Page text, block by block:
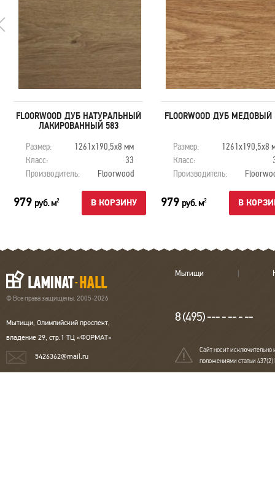
FLOORWOOD ДУБ НАТУРАЛЬНЫЙ
ЛАКИРОВАННЫЙ 583
Размер:
1261х190,5х8 мм
Класс:
33
Производитель:
Floorwood
979 руб. м2 В КОРЗИНУ
FLOORWOOD ДУБ МЕДОВЫЙ
Размер:
1261х190,5х8
Класс:
Производитель:
979 руб. м2 В
© Все права защищены. 2005-2026
Мытищи, Олимпийский проспект,
владение 29, стр.1 ТЦ «ФОРМАТ»
5426362@mail.ru
Мытищи
8 (495) --- - -- - --
Сайт носит исключительно
положениями статьи